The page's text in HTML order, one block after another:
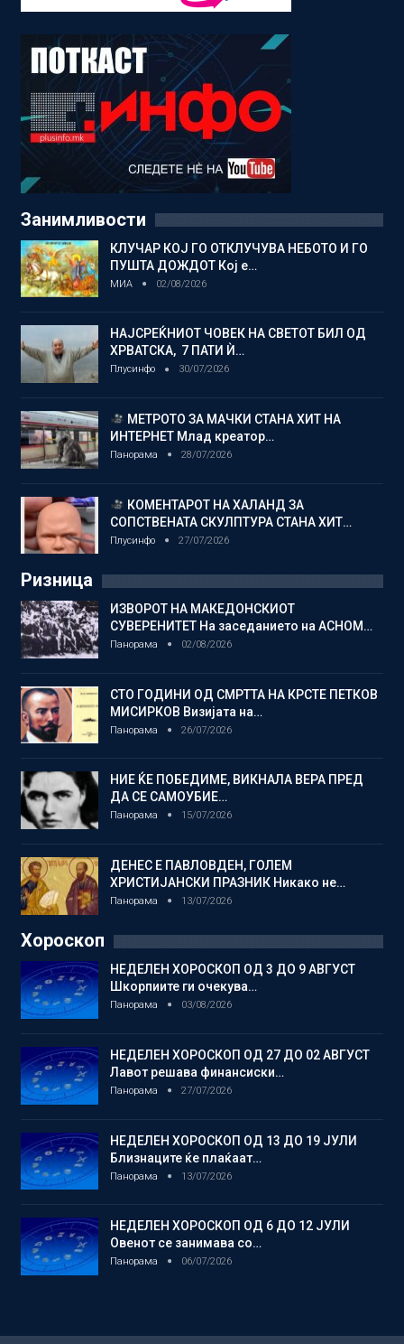
Занимливости
КЛУЧАР КОЈ ГО ОТКЛУЧУВА НЕБОТО И ГО
ПУШТА ДОЖДОТ Кој е…
МИА 02/08/2026
НАЈСРЕЌНИОТ ЧОВЕК НА СВЕТОТ БИЛ ОД
ХРВАТСКА, 7 ПАТИ Ѝ…
Плусинфо 30/07/2026
МЕТРОТО ЗА МАЧКИ СТАНА ХИТ НА
ИНТЕРНЕТ Млад креатор…
Панорама 28/07/2026
КОМЕНТАРОТ НА ХАЛАНД ЗА
СОПСТВЕНАТА СКУЛПТУРА СТАНА ХИТ…
Плусинфо 27/07/2026
Ризница
ИЗВОРОТ НА МАКЕДОНСКИОТ
СУВЕРЕНИТЕТ На заседанието на АСНОМ…
Панорама 02/08/2026
СТО ГОДИНИ ОД СМРТТА НА КРСТЕ ПЕТКОВ
МИСИРКОВ Визијата на…
Панорама 26/07/2026
НИЕ ЌЕ ПОБЕДИМЕ, ВИКНАЛА ВЕРА ПРЕД
ДА СЕ САМОУБИЕ…
Панорама 15/07/2026
ДЕНЕС Е ПАВЛОВДЕН, ГОЛЕМ
ХРИСТИЈАНСКИ ПРАЗНИК Никако не…
Панорама 13/07/2026
Хороскоп
НЕДЕЛЕН ХОРОСКОП ОД 3 ДО 9 АВГУСТ
Шкорпиите ги очекува…
Панорама 03/08/2026
НЕДЕЛЕН ХОРОСКОП ОД 27 ДО 02 АВГУСТ
Лавот решава финансиски…
Панорама 27/07/2026
НЕДЕЛЕН ХОРОСКОП ОД 13 ДО 19 ЈУЛИ
Близнаците ќе плаќаат…
Панорама 13/07/2026
НЕДЕЛЕН ХОРОСКОП ОД 6 ДО 12 ЈУЛИ
Овенот се занимава со…
Панорама 06/07/2026